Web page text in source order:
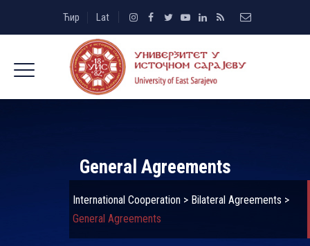
Ћир Lat
General Agreements
International Cooperation > Bilateral Agreements >
General Agreements